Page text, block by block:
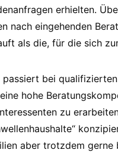
erhielten.
nach eingehenden
als die, für die sich
passiert bei
hohe
zu
aber trotzdem gerne